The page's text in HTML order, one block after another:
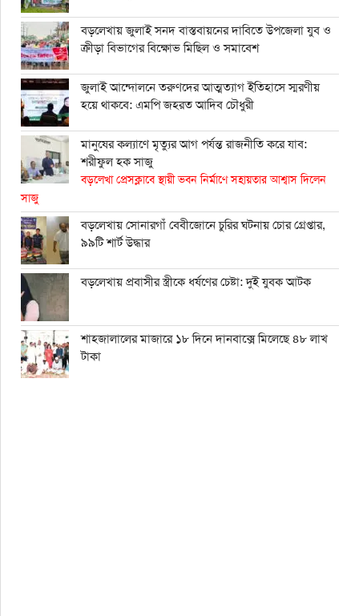
বড়লেখায় জুলাই সনদ বাস্তবায়নের দাবিতে উপজেলা যুব ও
ক্রীড়া বিভাগের বিক্ষোভ মিছিল ও সমাবেশ
জুলাই আন্দোলনে তরুণদের আত্মত্যাগ ইতিহাসে স্মরণীয়
হয়ে থাকবে: এমপি জহরত আদিব চৌধুরী
মানুষের কল্যাণে মৃত্যুর আগ পর্যন্ত রাজনীতি করে যাব:
শরীফুল হক সাজু
বড়লেখা প্রেসক্লাবে স্থায়ী ভবন নির্মাণে সহায়তার আশ্বাস দিলেন
সাজু
বড়লেখায় সোনারগাঁ বেবীজোনে চুরির ঘটনায় চোর গ্রেপ্তার,
৯৯টি শার্ট উদ্ধার
বড়লেখায় প্রবাসীর স্ত্রীকে ধর্ষণের চেষ্টা: দুই যুবক আটক
শাহ্জালালের মাজারে ১৮ দিনে দানবাক্সে মিলেছে ৪৮ লাখ
টাকা